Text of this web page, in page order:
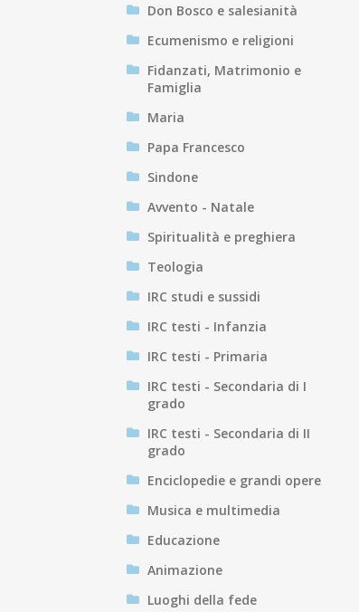
Don Bosco e salesianità
Ecumenismo e religioni
Fidanzati, Matrimonio e
Famiglia
Maria
Papa Francesco
Sindone
Avvento - Natale
Spiritualità e preghiera
Teologia
IRC studi e sussidi
IRC testi - Infanzia
IRC testi - Primaria
IRC testi - Secondaria di I
grado
IRC testi - Secondaria di II
grado
Enciclopedie e grandi opere
Musica e multimedia
Educazione
Animazione
Luoghi della fede